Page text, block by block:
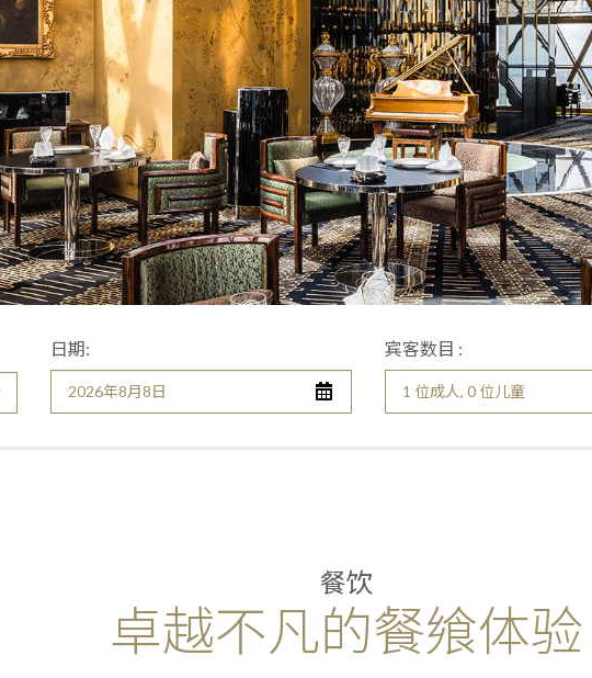
日期: 宾客数目 :
1 位成人, 0 位儿童
餐饮
卓越不凡的餐飨体验